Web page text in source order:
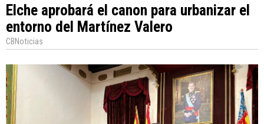
Elche aprobará el canon para urbanizar el
entorno del Martínez Valero
CBNoticias